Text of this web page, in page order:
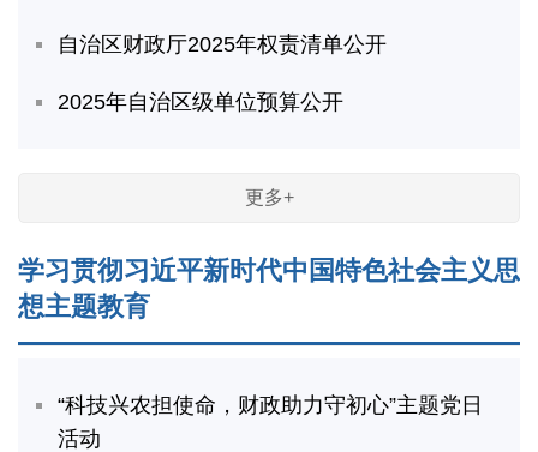
自治区财政厅2025年权责清单公开
2025年自治区级单位预算公开
更多+
学习贯彻习近平新时代中国特色社会主义思
想主题教育
“科技兴农担使命，财政助力守初心”主题党日
活动